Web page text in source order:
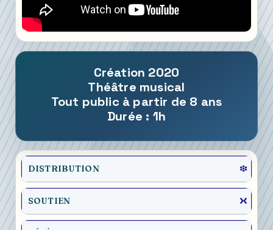
Création 2020
Théâtre musical
Tout public à partir de 8 ans
Durée : 1h
DISTRIBUTION
SOUTIEN